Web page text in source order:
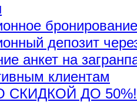
депозит
анкет на
клиентам
СКИДКОЙ ДО